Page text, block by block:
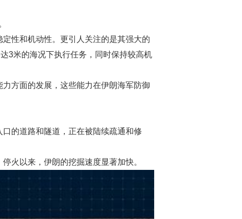
性和机动性。更引人关注的是其强大的
3米的海况下执行任务，同时保持较高机
方面的发展，这些能力在伊朗海军防御
的道路和隧道，正在被陆续疏通和修
火以来，伊朗的挖掘速度显著加快。